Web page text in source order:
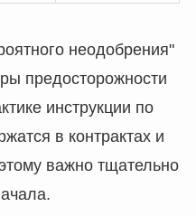
неодобрения"
предосторожности
инструкции по
в контрактах и
важно тщательно